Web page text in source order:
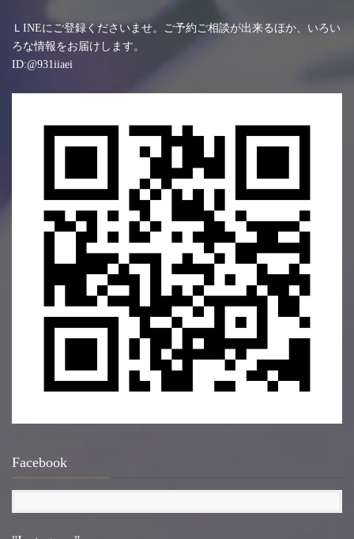
ＬINEにご登録くださいませ。ご予約ご相談が出来るほか、いろい
ろな情報をお届けします。
ID:@931iiaei
Facebook